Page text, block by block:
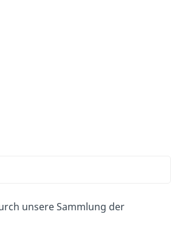
unsere Sammlung der